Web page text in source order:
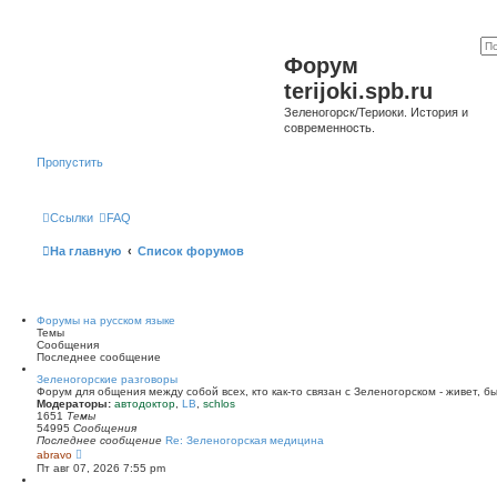
Форум
terijoki.spb.ru
Зеленогорск/Териоки. История и
современность.
Пропустить
Ссылки FAQ
На главную Список форумов
Форумы на русском языке
Темы
Сообщения
Последнее сообщение
Зеленогорские разговоры
Форум для общения между собой всех, кто как-то связан с Зеленогорском - живет,
Модераторы: автодоктор LB
schlos
1651 Темы
54995 Сообщения
Последнее сообщение Re: Зеленогорская медицина
abravo
е
р
Пт авг 07, 2026 7:55 pm